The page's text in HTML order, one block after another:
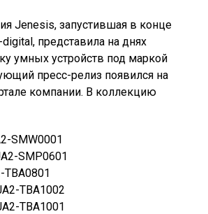
Jenesis, запустившая в конце
представила на днях
умных устройств под маркой
пресс-релиз появился на
компании. В коллекцию
SMW0001
SMP0601
TBA1002
TBA1001